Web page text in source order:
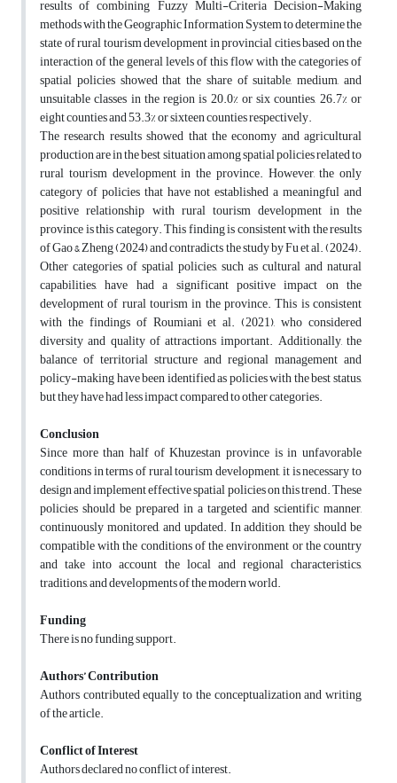
results of combining Fuzzy Multi-Criteria Decision-Making
methods with the Geographic Information System to determine the
state of rural tourism development in provincial cities based on the
interaction of the general levels of this flow with the categories of
spatial policies showed that the share of suitable, medium, and
unsuitable classes in the region is 20.0% or six counties, 26.7% or
eight counties and 53.3% or sixteen counties respectively.
The research results showed that the economy and agricultural
production are in the best situation among spatial policies related to
rural tourism development in the province. However, the only
category of policies that have not established a meaningful and
positive relationship with rural tourism development in the
province is this category. This finding is consistent with the results
of Gao & Zheng (2024) and contradicts the study by Fu et al. (2024).
Other categories of spatial policies, such as cultural and natural
capabilities, have had a significant positive impact on the
development of rural tourism in the province. This is consistent
with the findings of Roumiani et al. (2021), who considered
diversity and quality of attractions important. Additionally, the
balance of territorial structure and regional management and
policy-making have been identified as policies with the best status,
but they have had less impact compared to other categories.
Conclusion
Since more than half of Khuzestan province is in unfavorable
conditions in terms of rural tourism development, it is necessary to
design and implement effective spatial policies on this trend. These
policies should be prepared in a targeted and scientific manner,
continuously monitored, and updated. In addition, they should be
compatible with the conditions of the environment or the country
and take into account the local and regional characteristics,
traditions, and developments of the modern world.
Funding
There is no funding support.
Authors’ Contribution
Authors contributed equally to the conceptualization and writing
of the article.
Conflict of Interest
Authors declared no conflict of interest.